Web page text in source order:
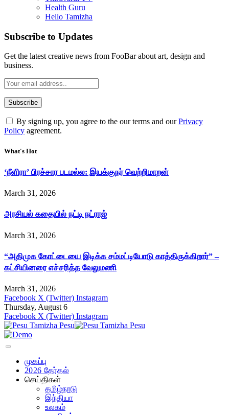
Health Guru
Hello Tamizha
Subscribe to Updates
Get the latest creative news from FooBar about art, design and
business.
By signing up, you agree to the our terms and ourPrivacy
Policy agreement.
What's Hot
‘நீளிரா’ பிரச்சார படமல்ல: இயக்குநர் வெற்றிமாறன்
March 31, 2026
அரசியல் கதையில் நட்டி நட்ராஜ்
March 31, 2026
“அதிமுக கோட்டையை இடிக்க சம்மட்டியோடு காத்திருக்கிறார்” –
கட்சியினரை எச்சரித்த வேலுமணி
March 31, 2026
Facebook X (Twitter) Instagram
Thursday, August 6
Facebook X (Twitter) Instagram
முகப்பு
2026 தேர்தல்
செய்திகள்
தமிழ்நாடு
இந்தியா
உலகம்